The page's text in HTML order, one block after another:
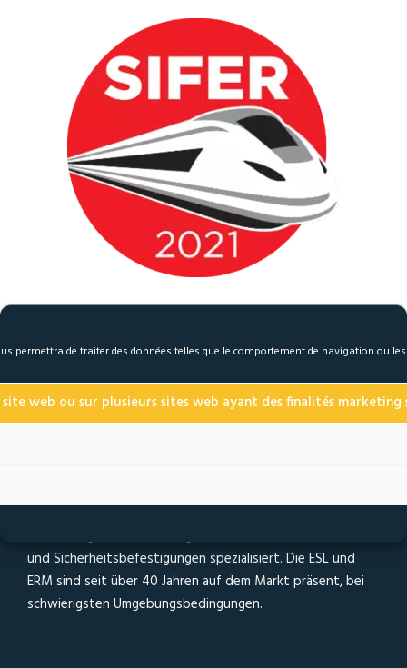
permettra de traiter des données telles que le comportement de navigation ou
web ou sur plusieurs sites web ayant des finalités marketing
Herstellung von hochwertigen selbstsichernden Muttern
und Sicherheitsbefestigungen spezialisiert. Die ESL und
ERM sind seit über 40 Jahren auf dem Markt präsent, bei
schwierigsten Umgebungsbedingungen.